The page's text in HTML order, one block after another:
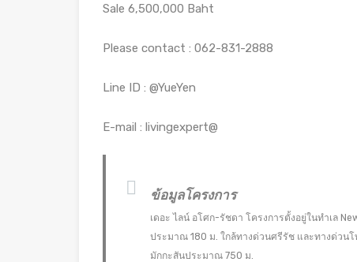
Sale 6,500,000 Baht
Please contact : 062-831-2888
Line ID : @YueYen
E-mail : livingexpert@
ข้อมูลโครงการ
เดอะ ไลน์ อโศก-รัชดา โครงการตั้งอยู่ในทำเล
ประมาณ 180 ม. ใกล้ทางด่วนศรีรัช และทางด่วนโ
มักกะสันประมาณ 750 ม.